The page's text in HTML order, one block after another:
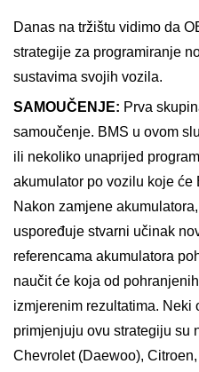
Danas na tržištu vidimo da
strategije za programiranje
sustavima svojih vozila.
SAMOUČENJE: Prva
samoučenje. BMS u ovom
ili nekoliko unaprijed
akumulator po vozilu koje će
Nakon zamjene
uspoređuje stvarni učinak
referencama akumulatora
naučit će koja od
izmjerenim rezultatima. Neki
primjenjuju ovu strategiju su
Chevrolet (Daewoo),